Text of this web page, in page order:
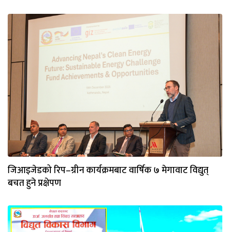
जिआइजेडको रिप–ग्रीन कार्यक्रमबाट वार्षिक ७ मेगावाट विद्युत्
बचत हुने प्रक्षेपण